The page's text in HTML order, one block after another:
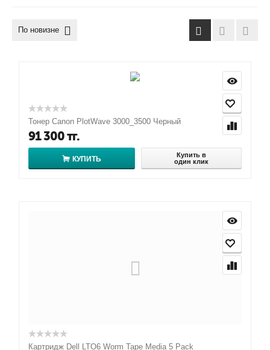
По новизне
Тонер Canon PlotWave 3000_3500 Черный
91 300тг.
КУПИТЬ
Купить в
один клик
Картридж Dell LTO6 Worm Tape Media 5 Pack